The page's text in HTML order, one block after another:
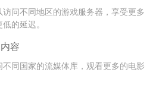
问不同地区的游戏服务器，享受更多
的延迟。
容
不同国家的流媒体库，观看更多的电影